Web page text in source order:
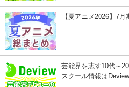
【夏アニメ2026】7
芸能界を志す10代～
スクール情報はDeview